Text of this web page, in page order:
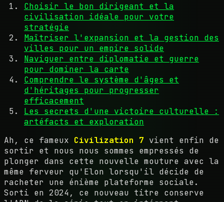
Choisir le bon dirigeant et la
civilisation idéale pour votre
stratégie
Maîtriser l'expansion et la gestion des
villes pour un empire solide
Naviguer entre diplomatie et guerre
pour dominer la carte
Comprendre le système d'âges et
d'héritages pour progresser
efficacement
Les secrets d'une victoire culturelle :
artéfacts et exploration
Ah, ce fameux Civilization 7 vient enfin de
sortir et nous nous sommes empressés de
plonger dans cette nouvelle mouture avec la
même ferveur qu'Elon lorsqu'il décide de
racheter une énième plateforme sociale.
Sorti en 2024, ce nouveau titre conserve